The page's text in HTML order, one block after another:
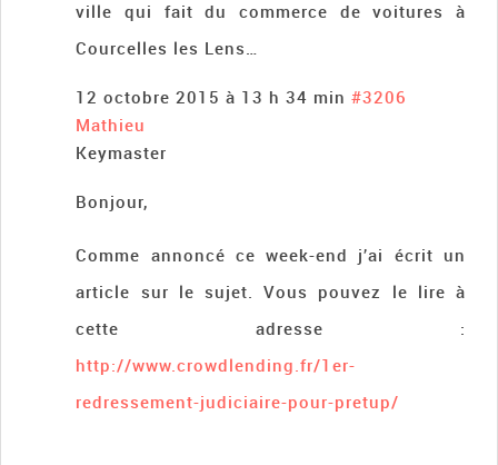
ville qui fait du commerce de voitures à
Courcelles les Lens…
12 octobre 2015 à 13 h 34 min #3206
Mathieu
Keymaster
Bonjour,
Comme annoncé ce week-end j’ai écrit un
article sur le sujet. Vous pouvez le lire à
cette adresse :
http://www.crowdlending.fr/1er-
redressement-judiciaire-pour-pretup/